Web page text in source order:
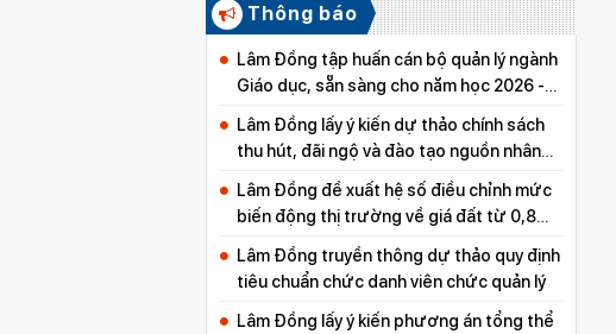
Thông báo
Lâm Đồng tập huấn cán bộ quản lý ngành
Giáo dục, sẵn sàng cho năm học 2026 -
Lâm Đồng lấy ý kiến dự thảo chính sách
thu hút, đãi ngộ và đào tạo nguồn nhân
lực y tế
Lâm Đồng đề xuất hệ số điều chỉnh mức
biến động thị trường về giá đất từ 0,8
đến 5,0
Lâm Đồng truyền thông dự thảo quy định
tiêu chuẩn chức danh viên chức quản lý
Lâm Đồng lấy ý kiến phương án tổng thể